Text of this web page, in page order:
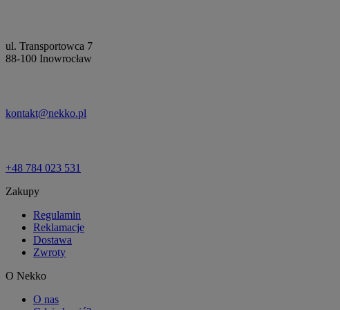
ul. Transportowca 7
88-100 Inowrocław
kontakt@nekko.pl
+48 784 023 531
Zakupy
Regulamin
Reklamacje
Dostawa
Zwroty
O Nekko
O nas